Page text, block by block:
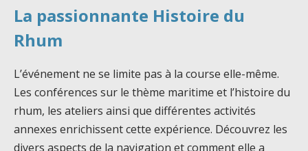
La passionnante Histoire du
Rhum
L’événement ne se limite pas à la course elle-même.
Les conférences sur le thème maritime et l’histoire du
rhum, les ateliers ainsi que différentes activités
annexes enrichissent cette expérience. Découvrez les
divers aspects de la navigation et comment elle a